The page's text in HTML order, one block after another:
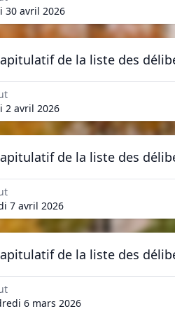
30 avril 2026
de la liste des
2 avril 2026
de la liste des
7 avril 2026
de la liste des
6 mars 2026